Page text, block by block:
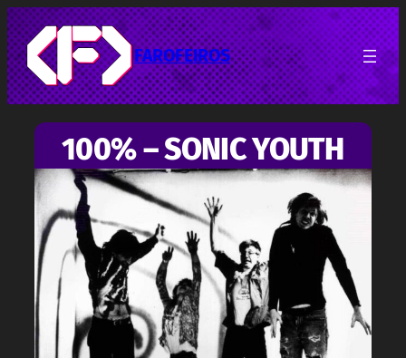
Pular
para
o
conteúdo
FAROFEIROS
100% – SONIC YOUTH